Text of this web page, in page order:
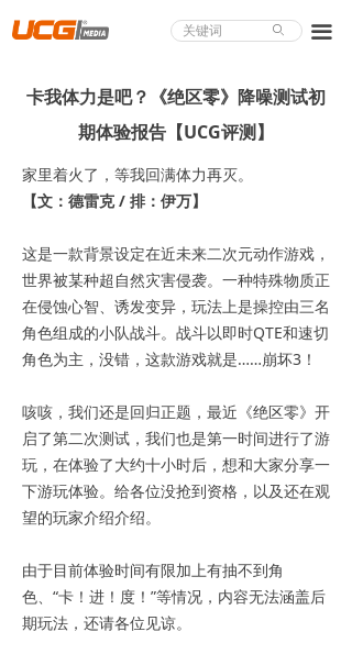
끀
About UCG
业界论道
游戏视频
商城精品
游戏大赏
小程序
个人中心
ꄙ
家里着火了，等我回满体力再灭。
【文：德雷克 / 排：伊万】
这是一款背景设定在近未来二次元动作游戏，
世界被某种超自然灾害侵袭。一种特殊物质正
在侵蚀心智、诱发变异，玩法上是操控由三名
角色组成的小队战斗。战斗以即时QTE和速切
角色为主，没错，这款游戏就是……崩坏3！
咳咳，我们还是回归正题，最近《绝区零》开
启了第二次测试，我们也是第一时间进行了游
玩，在体验了大约十小时后，想和大家分享一
下游玩体验。给各位没抢到资格，以及还在观
望的玩家介绍介绍。
由于目前体验时间有限加上有抽不到角
色、“卡！进！度！”等情况，内容无法涵盖后
期玩法，还请各位见谅。
卡我体力是吧？《绝区零》降噪测试初
期体验报告【UCG评测】